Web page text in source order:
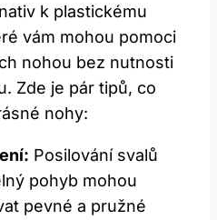
k plastickému
vám mohou pomoci
nohou bez nutnosti
Zde je pár tipů, co
nohy:
Posilování svalů
pohyb mohou
pevné a pružné